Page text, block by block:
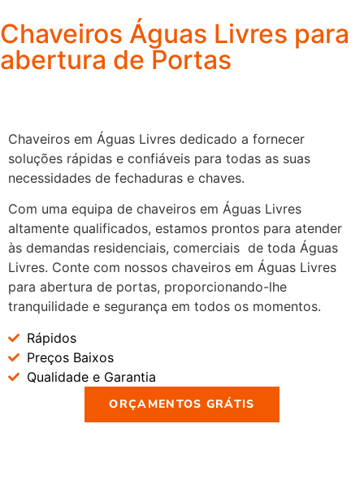
Chaveiros Águas Livres para
abertura de Portas
Chaveiros em Águas Livres dedicado a fornecer
soluções rápidas e confiáveis para todas as suas
necessidades de fechaduras e chaves.
Com uma equipa de chaveiros em Águas Livres
altamente qualificados, estamos prontos para atender
às demandas residenciais, comerciais de toda Águas
Livres. Conte com nossos chaveiros em Águas Livres
para abertura de portas, proporcionando-lhe
tranquilidade e segurança em todos os momentos.
Rápidos
Preços Baixos
Qualidade e Garantia
ORÇAMENTOS GRÁTIS